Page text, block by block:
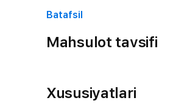
Batafsil
Mahsulot tavsifi
Xususiyatlari